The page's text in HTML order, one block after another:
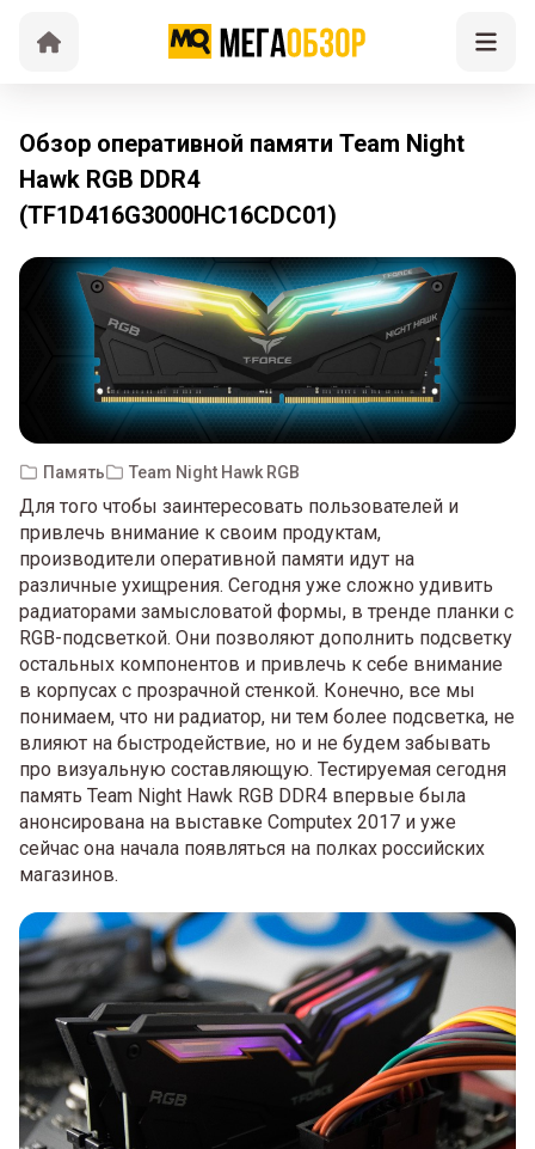
Обзор оперативной памяти Team Night
Hawk RGB DDR4
(TF1D416G3000HC16CDC01)
Память Team Night Hawk RGB
Для того чтобы заинтересовать пользователей и
привлечь внимание к своим продуктам,
производители оперативной памяти идут на
различные ухищрения. Сегодня уже сложно удивить
радиаторами замысловатой формы, в тренде планки с
RGB-подсветкой. Они позволяют дополнить подсветку
остальных компонентов и привлечь к себе внимание
в корпусах с прозрачной стенкой. Конечно, все мы
понимаем, что ни радиатор, ни тем более подсветка, не
влияют на быстродействие, но и не будем забывать
про визуальную составляющую. Тестируемая сегодня
память Team Night Hawk RGB DDR4 впервые была
анонсирована на выставке Computex 2017 и уже
сейчас она начала появляться на полках российских
магазинов.